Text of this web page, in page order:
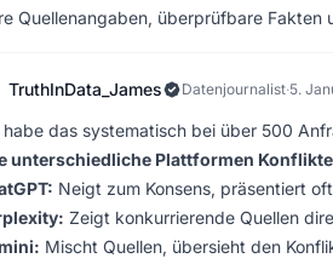
Quellenangaben, überprüfbare
TruthInData_James Datenjournalist·5.
habe das systematisch bei über 500
unterschiedliche Plattformen
Neigt zum Konsens, präsentiert
Zeigt konkurrierende Quellen
Mischt Quellen, übersieht den